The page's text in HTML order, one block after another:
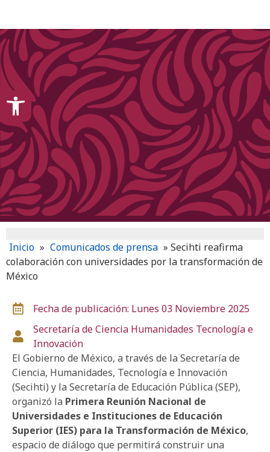
Inicio » Comunicados de prensa » Secihti reafirma
colaboración con universidades por la transformación de
México
Fecha de publicación: Lunes 03 Noviembre 2025
Secretaría de Ciencia Humanidades Tecnología e
Innovación
El Gobierno de México, a través de la Secretaría de
Ciencia, Humanidades, Tecnología e Innovación
(Secihti) y la Secretaría de Educación Pública (SEP),
organizó la Primera Reunión Nacional de
Universidades e Instituciones de Educación
Superior (IES) para la Transformación de México,
espacio de diálogo que permitirá construir una
Open toolbar